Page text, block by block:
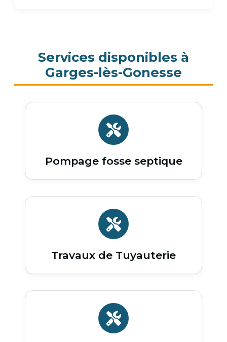
Services disponibles à
Garges-lès-Gonesse
Pompage fosse septique
Travaux de Tuyauterie